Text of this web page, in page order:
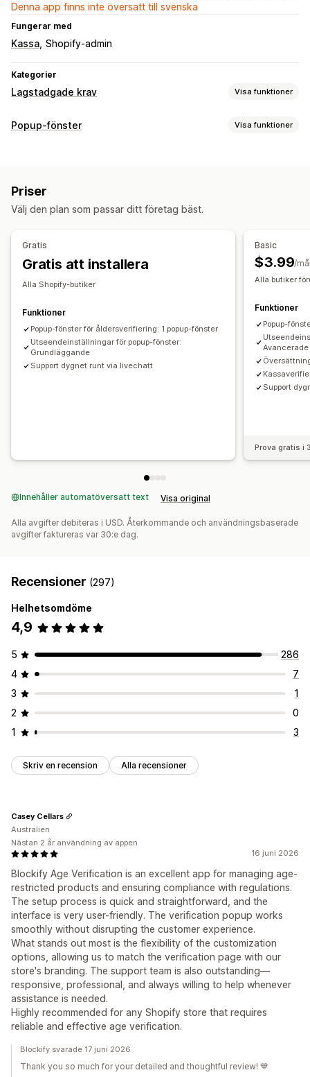
Denna app finns inte översatt till svenska
Fungerar med
Kassa Shopify-admin
Kategorier
Lagstadgade krav Visa funktioner
Överensstämmelse
Anpassning
Kryssrutor
Popup-fönster
Färg och teckensnitt
Kom ihåg mig
Popup-fönster Visa funktioner
Priser
Välj den plan som passar ditt företag bäst.
Gratis
Gratis att installera
Alla Shopify-butiker
Funktioner
Popup-fönster för åldersverifiering: 1 popup-fönster
Utseendeinställningar för popup-fönster:
Grundläggande
Support dygnet runt via livechatt
Basic
$3.99/
Alla butiker
Funktioner
Popup-
Avancerade
Support
Prova gratis i
Innehåller automatöversatt text Visa original
Alla avgifter debiteras i USD. Återkommande och användningsbaserade
avgifter faktureras var 30:e dag.
Recensioner (297)
Helhetsomdöme
4,9
5
286
4
7
3
1
2
0
1
3
Skriv en recension Alla recensioner
16 juni 2026
Blockify Age Verification is an excellent app for managing age-
restricted products and ensuring compliance with regulations.
The setup process is quick and straightforward, and the
interface is very user-friendly. The verification popup works
smoothly without disrupting the customer experience.
What stands out most is the flexibility of the customization
options, allowing us to match the verification page with our
store's branding. The support team is also outstanding—
responsive, professional, and always willing to help whenever
assistance is needed.
Highly recommended for any Shopify store that requires
reliable and effective age verification.
Casey Cellars
Australien
Nästan 2 år användning av appen
Blockify svarade 17 juni 2026
Thank you so much for your detailed and thoughtful review! 💙